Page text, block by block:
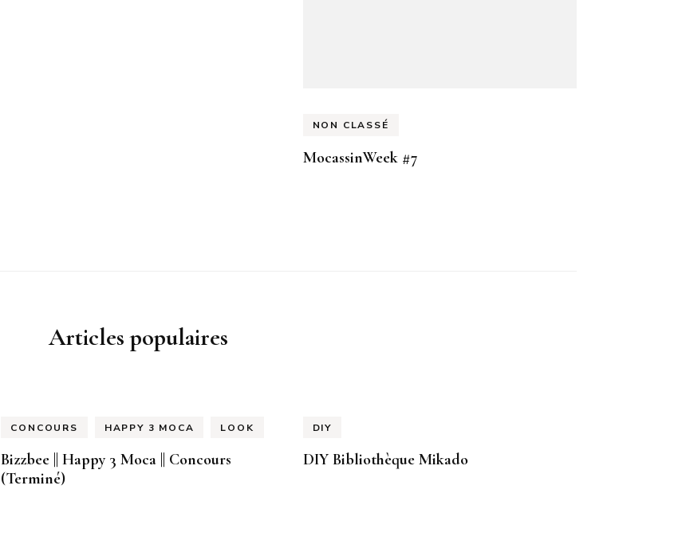
NON CLASSÉ
MocassinWeek #7
Articles populaires
CONCOURS HAPPY 3 MOCA LOOK
Bizzbee || Happy 3 Moca || Concours
(Terminé)
DIY
DIY Bibliothèque Mikado